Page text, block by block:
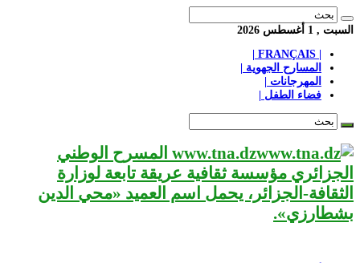
السبت , 1 أغسطس 2026
المسارح الجهوية |
المهرجانات |
فضاء الطفل |
www.tna.dz المسرح الوطني
الجزائري مؤسسة ثقافية عريقة تابعة لوزارة
الثقافة-الجزائر، يحمل اسم العميد «محي الدين
بشطارزي».